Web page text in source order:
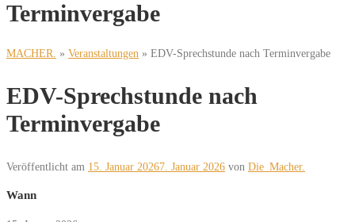
Terminvergabe
MACHER. » Veranstaltungen » EDV-Sprechstunde nach Terminvergabe
EDV-Sprechstunde nach
Terminvergabe
Veröffentlicht am 15. Januar 20267. Januar 2026 von Die_Macher.
Wann